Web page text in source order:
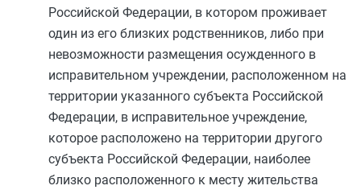
Российской Федерации, в котором проживает
один из его близких родственников, либо при
невозможности размещения осужденного в
исправительном учреждении, расположенном на
территории указанного субъекта Российской
Федерации, в исправительное учреждение,
которое расположено на территории другого
субъекта Российской Федерации, наиболее
близко расположенного к месту жительства